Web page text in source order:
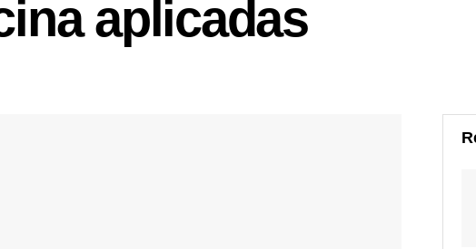
aplicadas